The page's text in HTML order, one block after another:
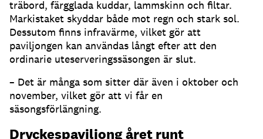
träbord, färgglada kuddar, lammskinn och filtar.
Markistaket skyddar både mot regn och stark sol.
Dessutom finns infravärme, vilket gör att
paviljongen kan användas långt efter att den
ordinarie uteserveringssäsongen är slut.
– Det är många som sitter där även i oktober och
november, vilket gör att vi får en
säsongsförlängning.
Dryckespaviljong året runt